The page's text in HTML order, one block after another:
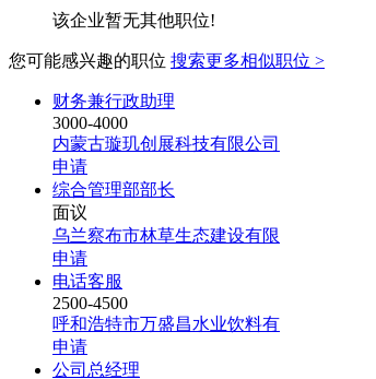
该企业暂无其他职位!
您可能感兴趣的职位 搜索更多相似职位 >
财务兼行政助理
3000-4000
内蒙古璇玑创展科技有限公司
申请
综合管理部部长
面议
乌兰察布市林草生态建设有限
申请
电话客服
2500-4500
呼和浩特市万盛昌水业饮料有
申请
公司总经理